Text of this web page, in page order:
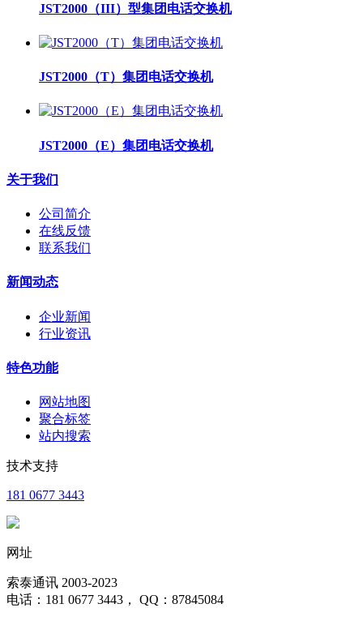
JST2000（III）型集团电话交换机
JST2000（T）集团电话交换机
JST2000（E）集团电话交换机
关于我们
公司简介
在线反馈
联系我们
新闻动态
企业新闻
行业资讯
特色功能
网站地图
聚合标签
站内搜索
技术支持
181 0677 3443
网址
索泰通讯 2003-2023
电话：181 0677 3443， QQ：87845084